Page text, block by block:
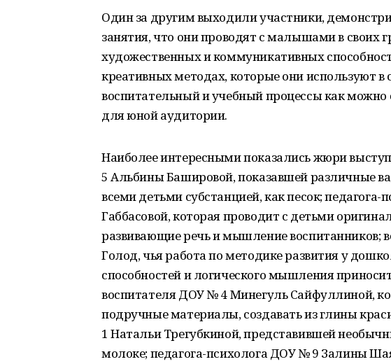
Один за другим выходили участники,
занятия, что они проводят с малышами в своих
художественных и коммуникативных
креативных методах, которые они используют в
воспитательный и учебный процессы как можно
для юной аудитории.
Наиболее интересными показались жюри
5 Альбины Башировой, показавшей различные
всеми детьми субстанцией, как песок;
Габбасовой, которая проводит с детьми
развивающие речь и мышление воспитанников;
Голод, чья работа по методике развития у
способностей и логического мышления
воспитателя ДОУ № 4 Минегуль Сайфуллиной,
подручные материалы, создавать из глины
1 Натальи Трегубкиной, представившей
молоке; педагога-психолога ДОУ № 9 Залины